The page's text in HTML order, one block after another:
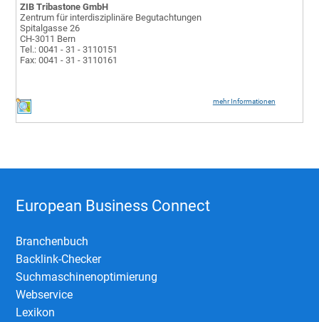
mehr Informationen
ZIB Tribastone GmbH
Zentrum für interdisziplinäre Begutachtungen
Spitalgasse 26
CH-3011 Bern
Tel.: 0041 - 31 - 3110151
Fax: 0041 - 31 - 3110161
European Business Connect
Branchenbuch
Backlink-Checker
Suchmaschinenoptimierung
Webservice
Lexikon